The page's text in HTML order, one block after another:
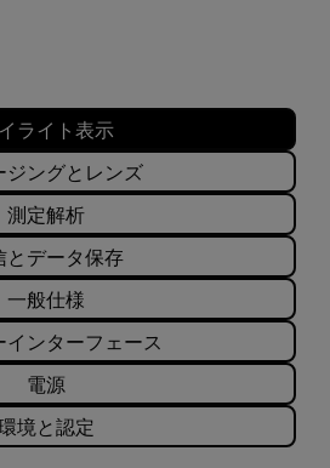
ライト表示
ジングとレンズ
測定解析
とデータ保存
一般仕様
インターフェース
電源
境と認定